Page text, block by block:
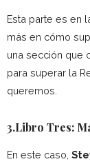
Esta parte es en
más en cómo
una sección que
para superar la
queremos.
3.Libro Tres:
En este caso,